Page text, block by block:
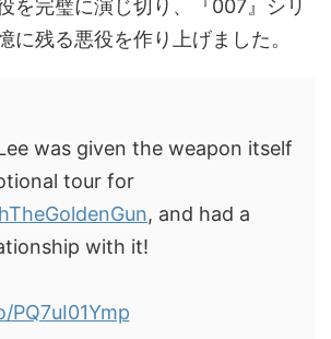
を完璧に演じ切り、『007』シリ
に残る悪役を作り上げました。
was given the weapon itself
tour for
, and had a
with it!